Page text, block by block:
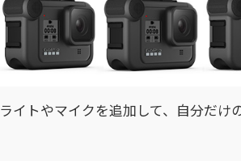
ライトやマイクを追加して、自分だけ